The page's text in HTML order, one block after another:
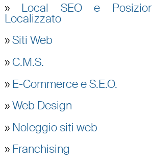
» Local SEO e
Localizzato
»Siti Web
» C.M.S.
» E-Commerce e S.E.O.
»Web Design
» Noleggio siti web
» Franchising